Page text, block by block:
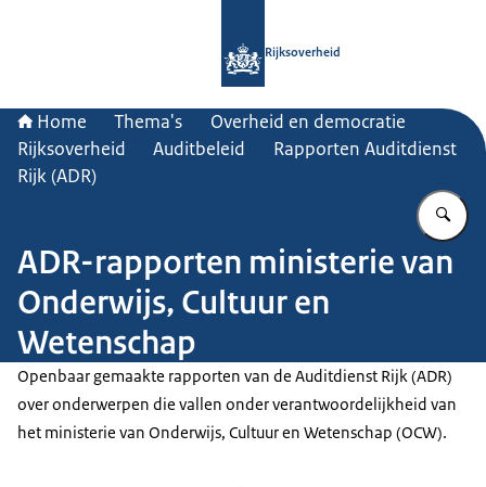
Rijksoverheid
Home Thema's
Overheid en democratie
Rijksoverheid
Auditbeleid
Rapporten Auditdienst
Rijk (ADR)
ADR-rapporten ministerie van
Onderwijs, Cultuur en
Wetenschap
Openbaar gemaakte rapporten van de Auditdienst Rijk (ADR)
over onderwerpen die vallen onder verantwoordelijkheid van
het ministerie van Onderwijs, Cultuur en Wetenschap (OCW).